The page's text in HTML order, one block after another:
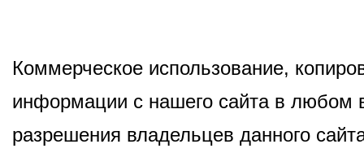
Коммерческое использование,
информации с нашего сайта в любом
разрешения владельцев данного